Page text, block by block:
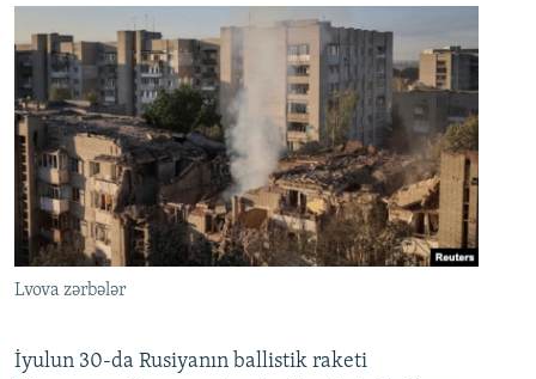
Lvova zərbələr
İyulun 30-da Rusiyanın ballistik raketi